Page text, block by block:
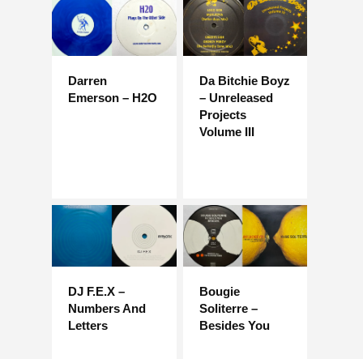
Darren
Emerson – H2O
Da Bitchie Boyz
– Unreleased
Projects
Volume III
DJ F.E.X –
Numbers And
Letters
Bougie
Soliterre –
Besides You